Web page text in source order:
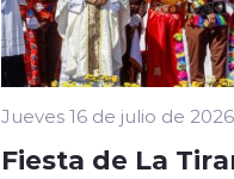
Jueves 16 de julio de 2026
Fiesta de La